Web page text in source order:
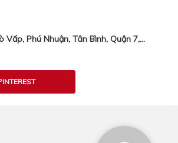
Vấp, Phú Nhuận, Tân Bình, Quận 7,…